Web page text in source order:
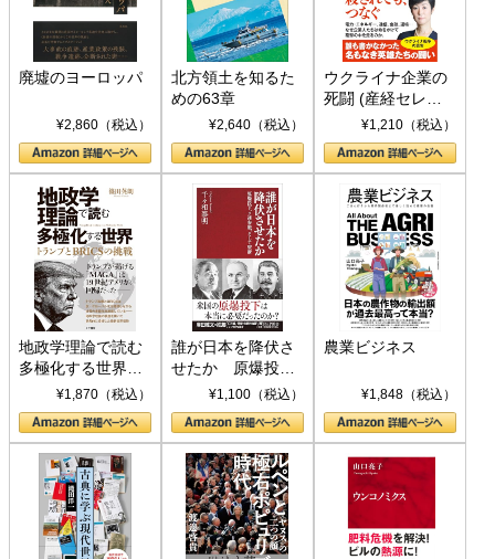
廃墟のヨーロッパ
¥2,860（税込）
北方領土を知るた
めの63章
¥2,640（税込）
ウクライナ企業の
死闘 (産経セレク
ト S 039)¥1,210（税込）
地政学理論で読む
多極化する世界：
トランプとBRICS
の挑戦
¥1,870（税込）
誰が日本を降伏さ
せたか 原爆投
下、ソ連参戦、そ
して聖断 (PHP新
書)
¥1,100（税込）
農業ビジネス
¥1,848（税込）